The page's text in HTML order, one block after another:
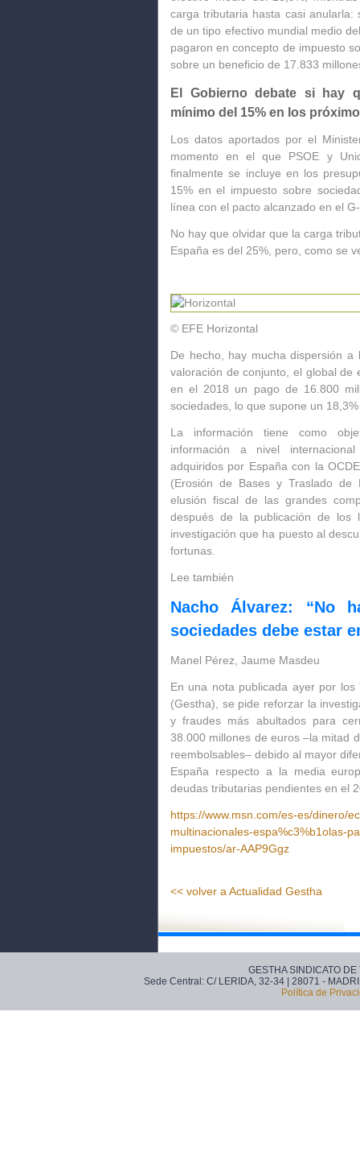
carga tributaria hasta casi
de un tipo efectivo mundial medio
pagaron en concepto de impuesto
sobre un beneficio de 17.833
El Gobierno debate si hay
mínimo del 15% en los
Los datos aportados por el
momento en el que PSOE y
finalmente se incluye en los
15% en el impuesto sobre
línea con el pacto alcanzado en el
No hay que olvidar que la carga
España es del 25%, pero, como se
© EFE Horizontal
De hecho, hay mucha dispersión
valoración de conjunto, el global de
en el 2018 un pago de 16.800
sociedades, lo que supone un
La información tiene como
información a nivel
adquiridos por España con la
(Erosión de Bases y Traslado de
elusión fiscal de las grandes
después de la publicación de los
investigación que ha puesto al
fortunas.
Lee también
Nacho Álvarez: “No
sociedades debe estar
Manel Pérez, Jaume Masdeu
En una nota publicada ayer por
(Gestha), se pide reforzar la
y fraudes más abultados para
38.000 millones de euros –la mitad
reembolsables– debido al mayor
España respecto a la media
deudas tributarias pendientes en el
https://www.msn.com/es-es/dinero/
multinacionales-espa%c3%b1olas-
impuestos/ar-AAP9Ggz
<< volver a Actualidad Gestha
GESTHA SINDICATO
Sede Central: C/ LERIDA, 32-34 | 28071 -
Política de